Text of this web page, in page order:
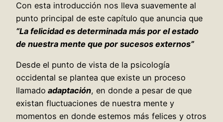
Con esta introducción nos lleva suavemente al
punto principal de este capítulo que anuncia que
“La felicidad es determinada más por el estado
de nuestra mente que por sucesos externos”
Desde el punto de vista de la psicología
occidental se plantea que existe un proceso
llamado adaptación, en donde a pesar de que
existan fluctuaciones de nuestra mente y
momentos en donde estemos más felices y otros